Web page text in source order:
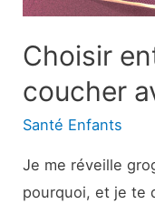
Choisir
coucher
Santé Enfants
Je me réveille
pourquoi, et je te